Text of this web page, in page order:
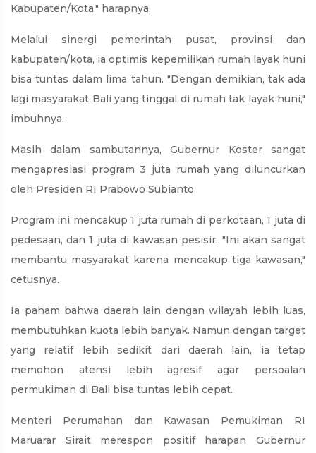
Kabupaten/Kota," harapnya.
Melalui sinergi pemerintah pusat, provinsi dan
kabupaten/kota, ia optimis kepemilikan rumah layak huni
bisa tuntas dalam lima tahun. "Dengan demikian, tak ada
lagi masyarakat Bali yang tinggal di rumah tak layak huni,"
imbuhnya.
Masih dalam sambutannya, Gubernur Koster sangat
mengapresiasi program 3 juta rumah yang diluncurkan
oleh Presiden RI Prabowo Subianto.
Program ini mencakup 1 juta rumah di perkotaan, 1 juta di
pedesaan, dan 1 juta di kawasan pesisir. "Ini akan sangat
membantu masyarakat karena mencakup tiga kawasan,"
cetusnya.
Ia paham bahwa daerah lain dengan wilayah lebih luas,
membutuhkan kuota lebih banyak. Namun dengan target
yang relatif lebih sedikit dari daerah lain, ia tetap
memohon atensi lebih agresif agar persoalan
permukiman di Bali bisa tuntas lebih cepat.
Menteri Perumahan dan Kawasan Pemukiman RI
Maruarar Sirait merespon positif harapan Gubernur